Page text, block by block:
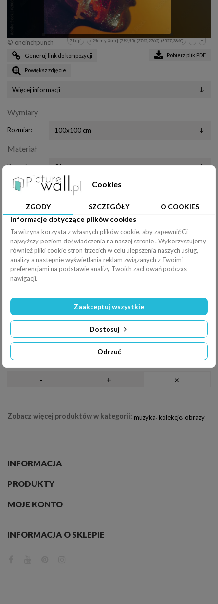
+
-
x:29cm y:3cm | (792,95) (2765,2765) (3557,2860)
71 dpi
© oneinchpunch
Generuj link do kompozycji Pobierz plik PDF
Powiększ zdjęcie
Więcej informacji
Wymiary
Rozmiar:
Materiał
Rodzaj
Efekty
Rozciągnij
Poziomo (100%)
Pionowo ( 100%)
Filtry
Obrót
Jasność:
- + ×
Kontrast:0%
- + ×
Zobacz więcej produktów w kategorii: muzyka, kolekcje, obrazy
INFORMACJA
PRODUKTY
MOJE KONTO
INFORMACJA O SKLEPIE
Cookies
ZGODY SZCZEGÓŁY O COOKIES
Informacje dotyczące plików cookies
Ta witryna korzysta z własnych plików cookie, aby zapewnić Ci
najwyższy poziom doświadczenia na naszej stronie . Wykorzystujemy
również pliki cookie stron trzecich w celu ulepszenia naszych usług,
analizy a nastepnie wyświetlania reklam związanych z Twoimi
preferencjami na podstawie analizy Twoich zachowań podczas
nawigacji.
Odrzuć
Dostosuj
Zaakceptuj wszystkie